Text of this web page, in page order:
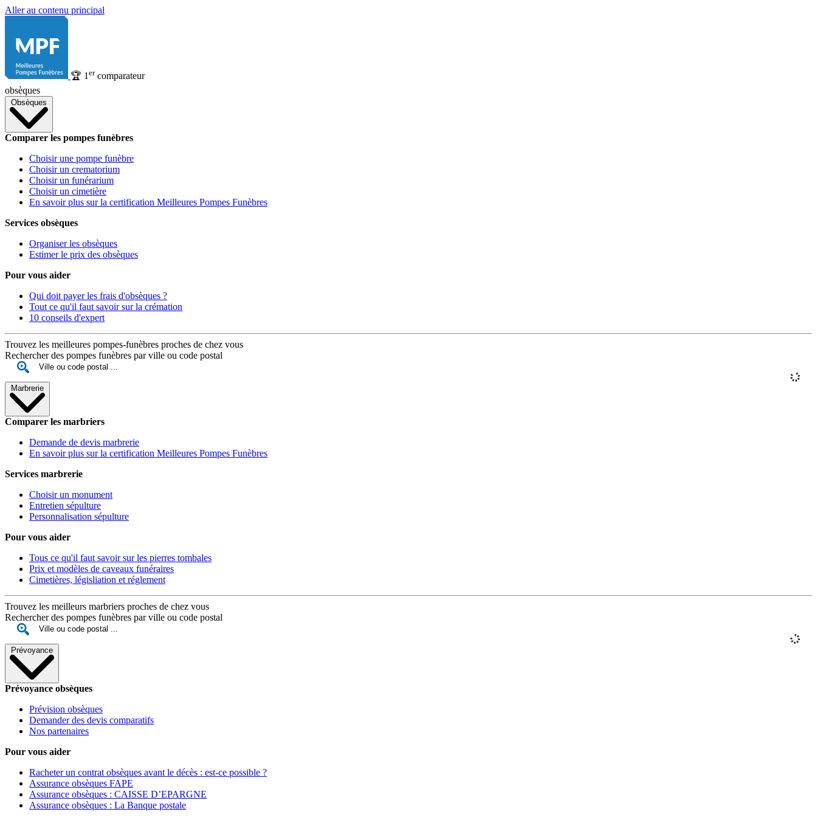
Aller au contenu principal
🏆 1 ercomparateur
obsèques
Obsèques
Comparer les pompes funèbres
Choisir une pompe funèbre
Choisir un crematorium
Choisir un funérarium
Choisir un cimetière
En savoir plus sur la certification Meilleures Pompes Funèbres
Services obsèques
Organiser les obsèques
Estimer le prix des obsèques
Pour vous aider
Qui doit payer les frais d'obsèques ?
Tout ce qu'il faut savoir sur la crémation
10 conseils d'expert
Trouvez les meilleures pompes-funèbres proches de chez vous
Rechercher des pompes funèbres par ville ou code postal
Marbrerie
Comparer les marbriers
Demande de devis marbrerie
En savoir plus sur la certification Meilleures Pompes Funèbres
Services marbrerie
Choisir un monument
Entretien sépulture
Personnalisation sépulture
Pour vous aider
Tous ce qu'il faut savoir sur les pierres tombales
Prix et modèles de caveaux funéraires
Cimetières, législiation et réglement
Trouvez les meilleurs marbriers proches de chez vous
Rechercher des pompes funèbres par ville ou code postal
Prévoyance
Prévoyance obsèques
Prévision obsèques
Demander des devis comparatifs
Nos partenaires
Pour vous aider
Racheter un contrat obsèques avant le décès : est-ce possible ?
Assurance obsèques FAPE
Assurance obsèques : CAISSE D’EPARGNE
Assurance obsèques : La Banque postale